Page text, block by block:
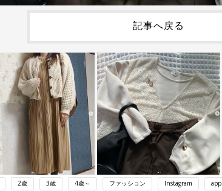
記事へ戻る
2歳 3歳 4歳～ ファッション Instagram app